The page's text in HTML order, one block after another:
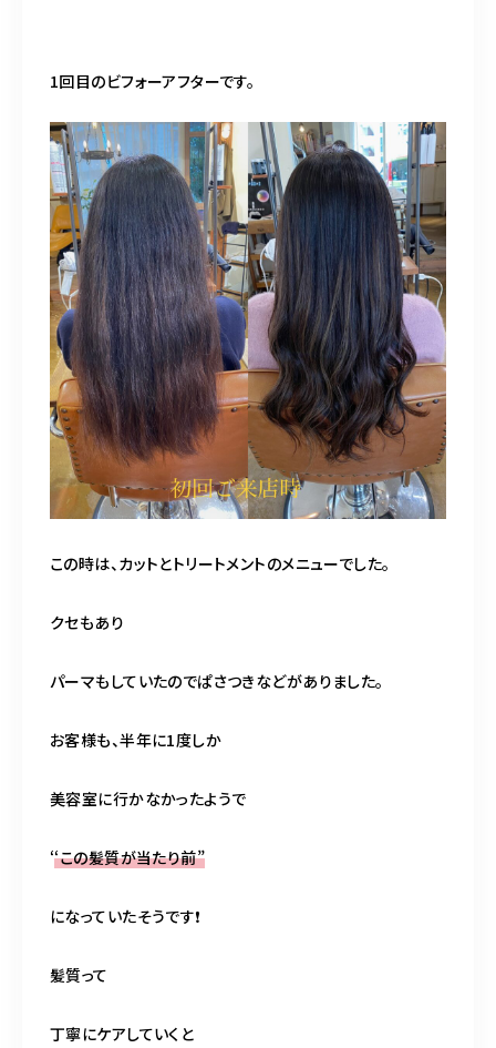
1回目のビフォーアフターです。
この時は、カットとトリートメントのメニューでした。
クセもあり
パーマもしていたのでぱさつきなどがありました。
お客様も、半年に1度しか
美容室に行かなかったようで
‘‘この髪質が当たり前”
になっていたそうです❗️
髪質って
丁寧にケアしていくと